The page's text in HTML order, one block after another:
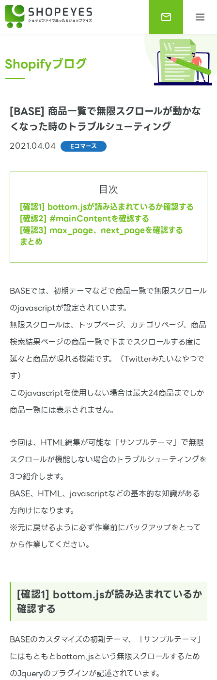
Shopifyブログ
[BASE] 商品一覧で無限スクロールが動かな
くなった時のトラブルシューティング
2021.04.04 Eコマース
目次
[確認1] bottom.jsが読み込まれているか確認する
[確認2] #mainContentを確認する
[確認3] max_page、next_pageを確認する
まとめ
BASEでは、初期テーマなどで商品一覧で無限スクロール
のjavascriptが設定されています。
無限スクロールは、トップページ、カテゴリページ、商品
検索結果ページの商品一覧で下までスクロールする度に
延々と商品が現れる機能です。（Twitterみたいなやつで
す）
このjavascriptを使用しない場合は最大24商品までしか
商品一覧には表示されません。
今回は、HTML編集が可能な「サンプルテーマ」で無限
スクロールが機能しない場合のトラブルシューティングを
3つ紹介します。
BASE、HTML、javascriptなどの基本的な知識がある
方向けになります。
※元に戻せるように必ず作業前にバックアップをとって
から作業してください。
[確認1] bottom.jsが読み込まれているか
確認する
BASEのカスタマイズの初期テーマ、「サンプルテーマ」
にはもともとbottom.jsという無限スクロールするため
のJqueryのプラグインが記述されています。
Shopifyブログ
Shopify基本情報
基本的な機能や、アプリ・テーマの紹介など基本的な
情報などをお伝えします。